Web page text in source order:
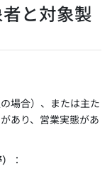
と対象製
場合）、または主た
あり、営業実態があ
：